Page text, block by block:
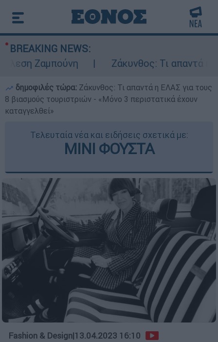
BREAKING NEWS:
Ζαμπούνη
Ζάκυνθος: Τι απαντά η
δημοφιλές τώρα: Ζάκυνθος: Τι απαντά η ΕΛΑΣ για τους
8 βιασμούς τουριστριών - «Μόνο 3 περιστατικά έχουν
καταγγελθεί»
Τελευταία νέα και ειδήσεις σχετικά με:
ΜΙΝΙ ΦΟΥΣΤΑ
Fashion & Design|13.04.2023 16:10